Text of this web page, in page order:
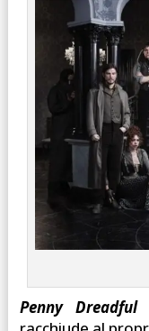
Penny Dreadful